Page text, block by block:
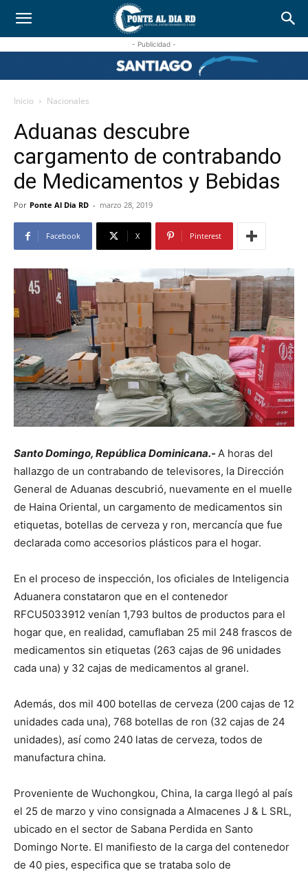
- Publicidad -
Inicio Nacionales
Aduanas descubre
cargamento de contrabando
de Medicamentos y Bebidas
Por Ponte Al Dia RD - marzo 28, 2019
Facebook X Pinterest
Santo Domingo, República Dominicana.- A horas del
hallazgo de un contrabando de televisores, la Dirección
General de Aduanas descubrió, nuevamente en el muelle
de Haina Oriental, un cargamento de medicamentos sin
etiquetas, botellas de cerveza y ron, mercancía que fue
declarada como accesorios plásticos para el hogar.
En el proceso de inspección, los oficiales de Inteligencia
Aduanera constataron que en el contenedor
RFCU5033912 venían 1,793 bultos de productos para el
hogar que, en realidad, camuflaban 25 mil 248 frascos de
medicamentos sin etiquetas (263 cajas de 96 unidades
cada una) y 32 cajas de medicamentos al granel.
Además, dos mil 400 botellas de cerveza (200 cajas de 12
unidades cada una), 768 botellas de ron (32 cajas de 24
unidades), así como 240 latas de cerveza, todos de
manufactura china.
Proveniente de Wuchongkou, China, la carga llegó al país
el 25 de marzo y vino consignada a Almacenes J & L SRL,
ubicado en el sector de Sabana Perdida en Santo
Domingo Norte. El manifiesto de la carga del contenedor
de 40 pies, especifica que se trataba solo de